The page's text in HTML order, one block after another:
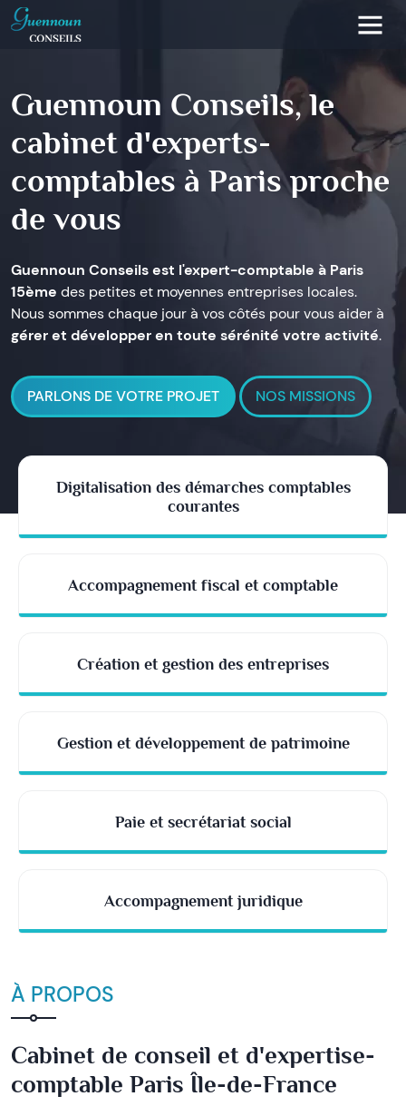
Guennoun Conseils, le
cabinet d'experts-
comptables à Paris proche
de vous
Guennoun Conseils est l'expert-comptable à Paris
15ème des petites et moyennes entreprises locales.
Nous sommes chaque jour à vos côtés pour vous aider à
gérer et développer en toute sérénité votre activité.
PARLONS DE VOTRE PROJET NOS MISSIONS
Digitalisation des démarches comptables
courantes
Accompagnement fiscal et comptable
Création et gestion des entreprises
Gestion et développement de patrimoine
Paie et secrétariat social
Accompagnement juridique
À PROPOS
Cabinet de conseil et d'expertise-
comptable Paris Île-de-France